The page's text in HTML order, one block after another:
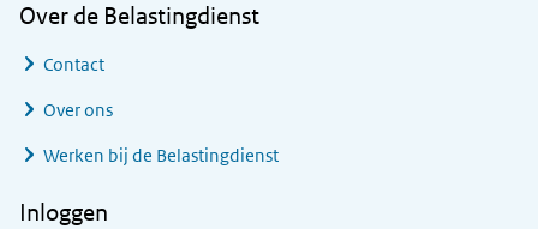
Over de Belastingdienst
Contact
Over ons
Werken bij de Belastingdienst
Inloggen